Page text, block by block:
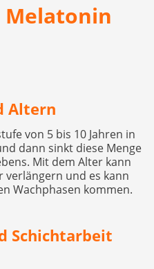
Melatonin
Altern
von 5 bis 10 Jahren in
dann sinkt diese Menge
Mit dem Alter kann
verlängern und es kann
Wachphasen kommen.
Schichtarbeit